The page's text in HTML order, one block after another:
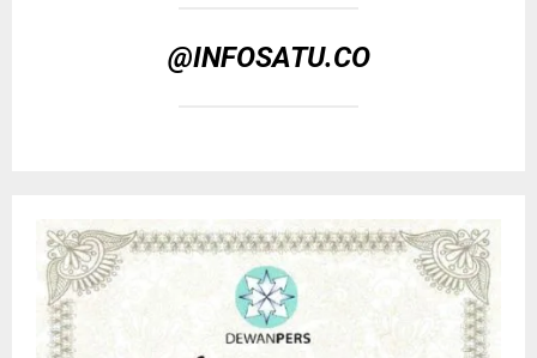
@INFOSATU.CO